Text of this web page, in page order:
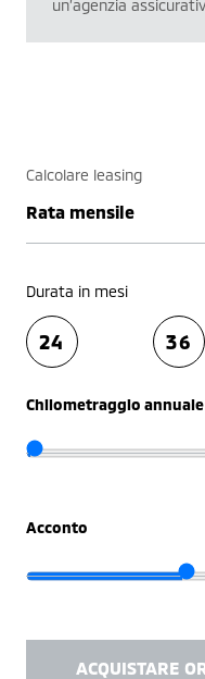
un’agenzia
Calcolare leasing
Rata mensile
Durata in mesi
24 36
Chilometraggio annuale
Acconto
ACQUISTARE